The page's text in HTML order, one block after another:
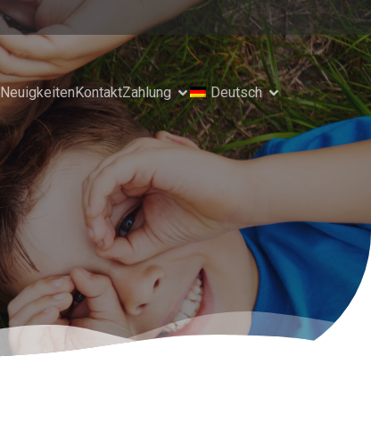
NeuigkeitenKontaktZahlung Deutsch